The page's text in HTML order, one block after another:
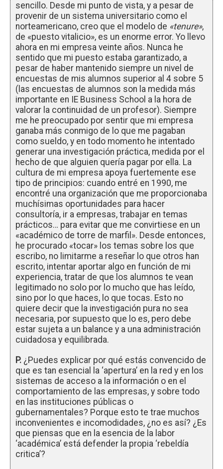
sencillo. Desde mi punto de vista, y a pesar de
provenir de un sistema universitario como el
norteamericano, creo que el modelo de «tenure»,
de «puesto vitalicio», es un enorme error. Yo llevo
ahora en mi empresa veinte años. Nunca he
sentido que mi puesto estaba garantizado, a
pesar de haber mantenido siempre un nivel de
encuestas de mis alumnos superior al 4 sobre 5
(las encuestas de alumnos son la medida más
importante en IE Business School a la hora de
valorar la continuidad de un profesor). Siempre
me he preocupado por sentir que mi empresa
ganaba más conmigo de lo que me pagaban
como sueldo, y en todo momento he intentado
generar una investigación práctica, medida por el
hecho de que alguien quería pagar por ella. La
cultura de mi empresa apoya fuertemente ese
tipo de principios: cuando entré en 1990, me
encontré una organización que me proporcionaba
muchísimas oportunidades para hacer
consultoría, ir a empresas, trabajar en temas
prácticos… para evitar que me convirtiese en un
«académico de torre de marfil». Desde entonces,
he procurado «tocar» los temas sobre los que
escribo, no limitarme a reseñar lo que otros han
escrito, intentar aportar algo en función de mi
experiencia, tratar de que los alumnos te vean
legitimado no solo por lo mucho que has leído,
sino por lo que haces, lo que tocas. Esto no
quiere decir que la investigación pura no sea
necesaria, por supuesto que lo es, pero debe
estar sujeta a un balance y a una administración
cuidadosa y equilibrada.
P. ¿Puedes explicar por qué estás convencido de
que es tan esencial la ‘apertura’ en la red y en los
sistemas de acceso a la información o en el
comportamiento de las empresas, y sobre todo
en las instituciones públicas o
gubernamentales? Porque esto te trae muchos
inconvenientes e incomodidades, ¿no es así? ¿Es
que piensas que en la esencia de la labor
‘académica’ está defender la propia ‘rebeldía
critica’?